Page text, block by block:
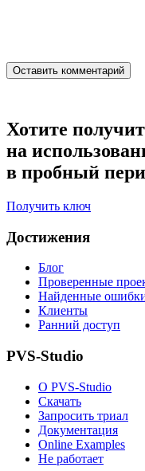
Хотите
на
в пробный
Получить ключ
Достижения
Блог
Проверенные
Найденные
Клиенты
Ранний доступ
PVS-Studio
О PVS-Studio
Скачать
Запросить триал
Документация
Online Examples
Не работает